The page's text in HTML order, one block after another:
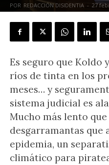
POR REDACCIÓN DISIDENTIA - 27
Es seguro que Koldo
ríos de tinta en los
meses… y
sistema judicial es
Mucho más lento
desgarramantas que
epidemia, un
climático para